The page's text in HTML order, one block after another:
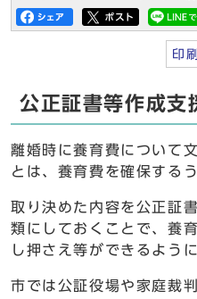
印刷
公正証書等作成支
離婚時に養育費について
とは、養育費を確保する
取り決めた内容を公正証
類にしておくことで、養
し押さえ等ができるよう
市では公証役場や家庭裁